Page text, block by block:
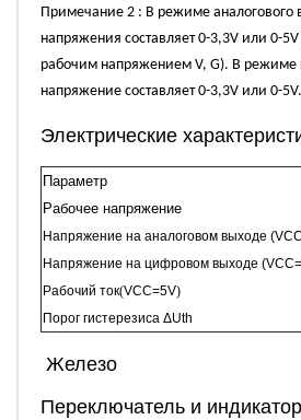
Примечание 2 : В режиме аналогового
напряжения составляет 0-3,3V или 0-5V
рабочим напряжением V, G). В режиме
напряжение составляет 0-3,3V или 0-5V.
Электрические
Параметр
Рабочее напряжение
Напряжение на аналоговом выходе
Напряжение на цифровом выходе
Рабочий ток(VCC=5V)
Порог гистерезиса ΔUth
Железо
Переключатель и индикатор